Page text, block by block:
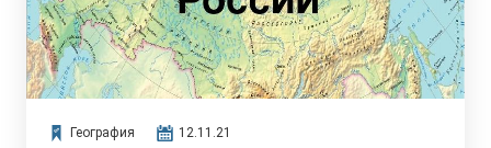
География 12.11.21